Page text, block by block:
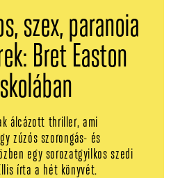
szex, paranoia
Bret Easton
álcázott thriller, ami
zúzós szorongás- és
egy sorozatgyilkos szedi
írta a hét könyvét.